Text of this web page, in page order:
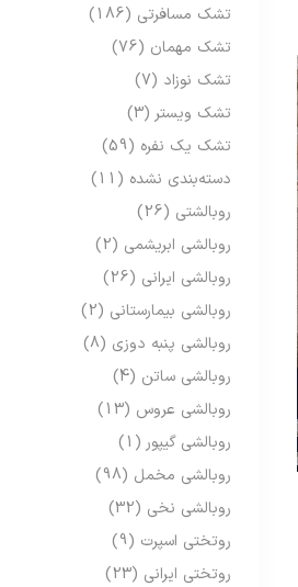
تشک مسافرتی (186)
تشک مهمان (76)
تشک نوزاد (7)
تشک ویستر (3)
تشک یک نفره (59)
دسته‌بندی نشده (11)
روبالشتی (26)
روبالشی ابریشمی (2)
روبالشی ایرانی (26)
روبالشی بیمارستانی (2)
روبالشی پنبه دوزی (8)
روبالشی ساتن (4)
روبالشی عروس (13)
روبالشی گیپور (1)
روبالشی مخمل (98)
روبالشی نخی (32)
روتختی اسپرت (9)
روتختی ایرانی (23)